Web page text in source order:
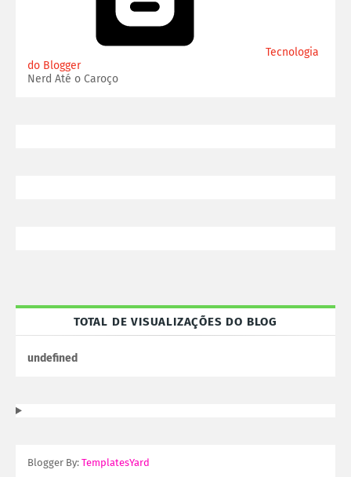
Tecnologia
do Blogger
Nerd Até o Caroço
TOTAL DE VISUALIZAÇÕES DO BLOG
undefned
Blogger By: TemplatesYard